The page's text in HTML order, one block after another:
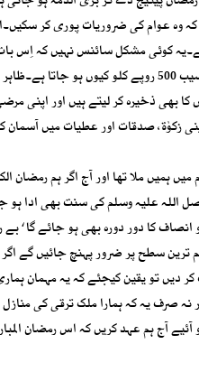
کہ وہ عوام کی ضروریات پوری کر
کوئی مشکل سائنس نہیں کہ اِس
سے پہلے100 روپے درجن بکنے والا کیلا یا ڈھائی سو روپے کلو
بھی ذخیرہ کر لیتے ہیں اور اپنی
زکوٰۃ، صدقات اور عطیات میں
ہمیں ملا تھا اور آج اگر ہم
اللہ علیہ وسلم کی سنت بھی ادا
کا دور دورہ بھی ہو جائے گا ‘
سطح پر ضرور پہنچ جائیں گے اگر
صرف اس مہمان کیلئے وقف کر دیں تو یقین کیجئے
نہ صرف یہ کہ ہمارا ملک ترقی کی
آج ہم عہد کریں کہ اس رمضان